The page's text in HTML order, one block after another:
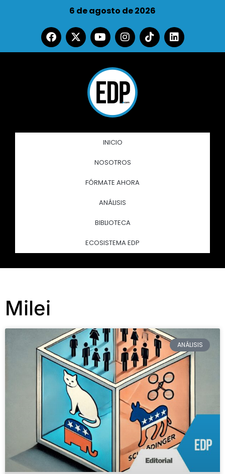
6 de agosto de 2026
INICIO
NOSOTROS
FÓRMATE AHORA
ANÁLISIS
BIBLIOTECA
ECOSISTEMA EDP
Milei
ANÁLISIS